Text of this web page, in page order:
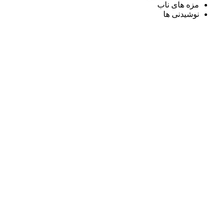
مزه های ناب
نوشیدنی ها